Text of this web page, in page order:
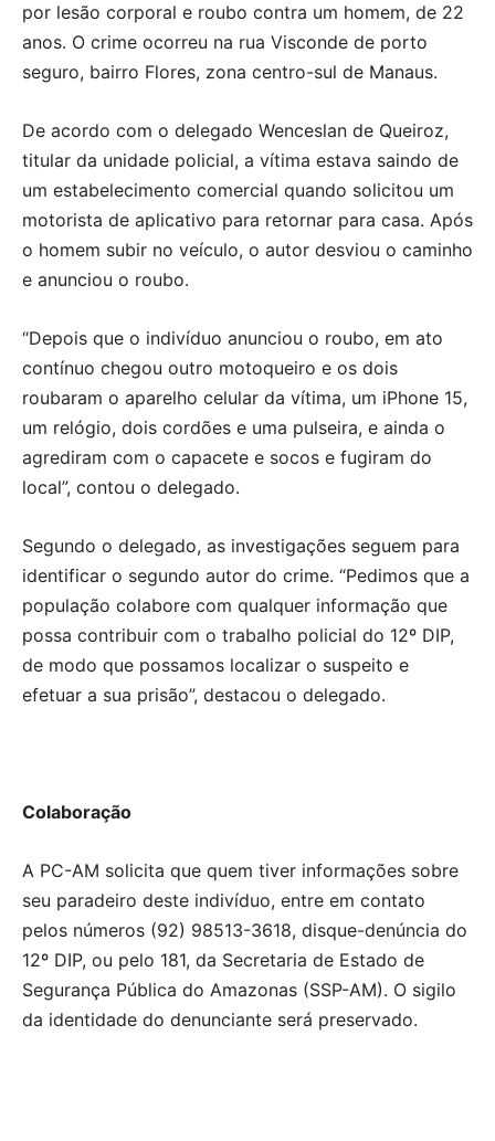
por lesão corporal e roubo contra um homem, de 22
anos. O crime ocorreu na rua Visconde de porto
seguro, bairro Flores, zona centro-sul de Manaus.
De acordo com o delegado Wenceslan de Queiroz,
titular da unidade policial, a vítima estava saindo de
um estabelecimento comercial quando solicitou um
motorista de aplicativo para retornar para casa. Após
o homem subir no veículo, o autor desviou o caminho
e anunciou o roubo.
“Depois que o indivíduo anunciou o roubo, em ato
contínuo chegou outro motoqueiro e os dois
roubaram o aparelho celular da vítima, um iPhone 15,
um relógio, dois cordões e uma pulseira, e ainda o
agrediram com o capacete e socos e fugiram do
local”, contou o delegado.
Segundo o delegado, as investigações seguem para
identificar o segundo autor do crime. “Pedimos que a
população colabore com qualquer informação que
possa contribuir com o trabalho policial do 12º DIP,
de modo que possamos localizar o suspeito e
efetuar a sua prisão”, destacou o delegado.
Colaboração
A PC-AM solicita que quem tiver informações sobre
seu paradeiro deste indivíduo, entre em contato
pelos números (92) 98513-3618, disque-denúncia do
12º DIP, ou pelo 181, da Secretaria de Estado de
Segurança Pública do Amazonas (SSP-AM). O sigilo
da identidade do denunciante será preservado.